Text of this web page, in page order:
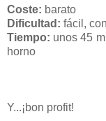
Coste: barato
Dificultad: fácil,
Tiempo: unos 45
horno
Y...¡bon profit!